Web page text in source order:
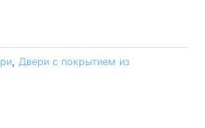
, Двери с покрытием из